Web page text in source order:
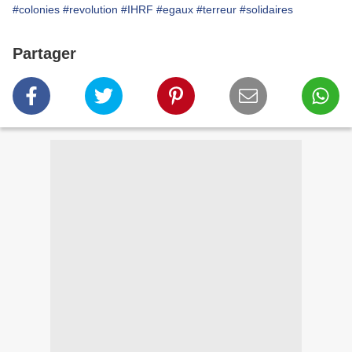
#colonies #revolution #IHRF #egaux #terreur #solidaires
Partager